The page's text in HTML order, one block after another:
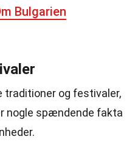
Bulgarien
traditioner og festivaler,
nogle spændende fakta